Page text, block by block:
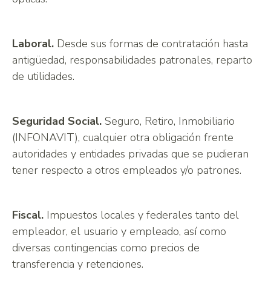
Laboral. Desde sus formas de contratación hasta
antigüedad, responsabilidades patronales, reparto
de utilidades.
Seguridad Social. Seguro, Retiro, Inmobiliario
(INFONAVIT), cualquier otra obligación frente
autoridades y entidades privadas que se pudieran
tener respecto a otros empleados y/o patrones.
Fiscal. Impuestos locales y federales tanto del
empleador, el usuario y empleado, así como
diversas contingencias como precios de
transferencia y retenciones.